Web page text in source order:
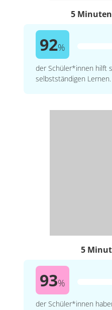
5
92%
der Schüler*innen hilft
selbstständigen Lernen.
5
93%
der Schüler*innen